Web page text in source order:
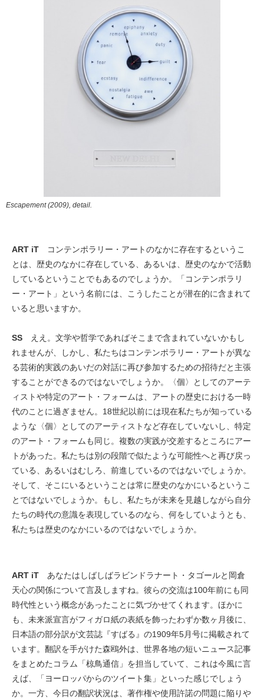
Escapement (2009), detail.
ART iT コンテンポラリー・アートのなかに存在するというこ
とは、歴史のなかに存在している、あるいは、歴史のなかで活動
しているということでもあるのでしょうか。「コンテンポラリ
ー・アート」という名前には、こうしたことが潜在的に含まれて
いると思いますか。
SS ええ。文学や哲学であればそこまで含まれていないかもし
れませんが、しかし、私たちはコンテンポラリー・アートが異な
る芸術的実践のあいだの対話に再び参加するための招待だと主張
することができるのではないでしょうか。〈個〉としてのアーテ
ィストや特定のアート・フォームは、アートの歴史における一時
代のことに過ぎません。18世紀以前には現在私たちが知っている
ような〈個〉としてのアーティストなど存在していないし、特定
のアート・フォームも同じ。複数の実践が交差するところにアー
トがあった。私たちは別の段階で似たような可能性へと再び戻っ
ている、あるいはむしろ、前進しているのではないでしょうか。
そして、そこにいるということは常に歴史のなかにいるというこ
とではないでしょうか。もし、私たちが未来を見越しながら自分
たちの時代の意識を表現しているのなら、何をしていようとも、
私たちは歴史のなかにいるのではないでしょうか。
ART iT あなたはしばしばラビンドラナート・タゴールと岡倉
天心の関係について言及しますね。彼らの交流は100年前にも同
時代性という概念があったことに気づかせてくれます。ほかに
も、未来派宣言がフィガロ紙の表紙を飾ったわずか数ヶ月後に、
日本語の部分訳が文芸誌『すばる』の1909年5月号に掲載されて
います。翻訳を手がけた森鴎外は、世界各地の短いニュース記事
をまとめたコラム「椋鳥通信」を担当していて、これは今風に言
えば、「ヨーロッパからのツイート集」といった感じでしょう
か。一方、今日の翻訳状況は、著作権や使用許諾の問題に陥りや